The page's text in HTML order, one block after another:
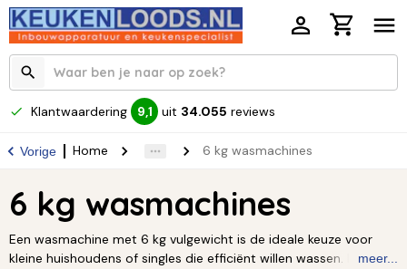
Klantwaardering 9,1 uit 34.055 reviews
Vorige Home 6 kg wasmachines
6 kg wasmachines
Een wasmachine met 6 kg vulgewicht is de ideale keuze voor
kleine huishoudens of singles die efficiënt willen wassen. Door
meer...